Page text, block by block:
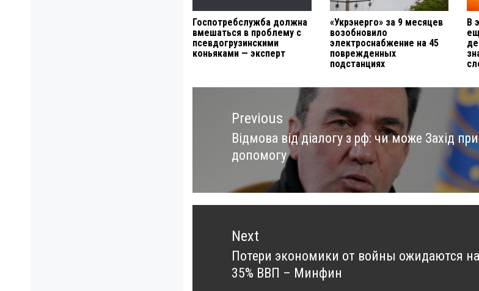
Госпотребслужба должна
вмешаться в проблему с
псевдогрузинскими
коньяками — эксперт
«Укрэнерго» за 9 месяцев
возобновило
электроснабжение на 45
поврежденных
подстанциях
В
Навигация
записямPrevious
Previous
post:
Відмова від діалогу з рф: чи може Захід
допомогу
Next
Next
post:
Потери экономики от войны ожидаются
35% ВВП – Минфин